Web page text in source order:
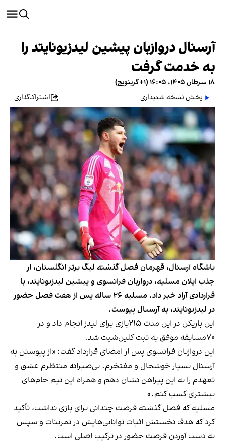
آرسنال درواز‌بان پیشین لیدزیونایتد را
به خدمت گرفت
۱۸ سرطان ۱۴۰۵، ۱۶:۰۵ (‎+۱ گرینویچ)
پخش نسخه شنیداری
اشتراک‌گذاری
باشگاه آرسنال، قهرمان فصل گذشته لیگ برتر انگلستان، از
جذب ایلان مسلیه، درواز‌بان فرانسوی و پیشین لیدزیونایتد، با
قراردادی آزاد خبر داد. مسلیه ۲۶ ساله پس از هفت فصل حضور
در لیدزیونایتد، به آرسنال پیوست.
این بازیکن در این مدت ۲۱۵بازی برای لیدز انجام داد و در
۷۰مسابقه موفق به ثبت کلین‌شیت شد.
این دروازبان فرانسوی پس از امضای قرارداد گفت: «از پیوستن به
آرسنال بسیار خوشحال و مفتخرم. بی‌صبرانه منتظرم عشق و
تعهدم را به این پیراهن نشان دهم و همراه این تیم جام‌های
بیشتری کسب کنم.»
مسلیه که فصل گذشته فرصت چندانی برای بازی نداشت، تأکید
کرد که هدف نخستش اثبات توانایی‌هایش در تمرینات و سپس
به دست آوردن فرصت حضور در ترکیب اصلی است.